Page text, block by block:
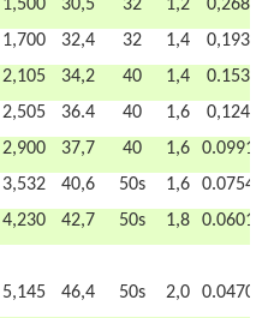
1,500 30,5 32 1,2
0,268
1,700 32,4 32 1,4
0,193
2,105 34,2 40 1,4
0.153
2,505 36.4 40 1,6
0,124
2,900 37,7 40 1,6
0.0991
3,532 40,6 50s 1,6
0.0754
4,230 42,7 50s 1,8
0.0601
5,145 46,4 50s 2,0
0.0470